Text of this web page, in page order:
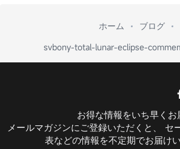
ホーム
ブログ
svbony-total-lunar-eclipse-
お得な情報をいち早くお
メールマガジンにご登録いただくと、 セ
表などの情報を不定期でお届けい